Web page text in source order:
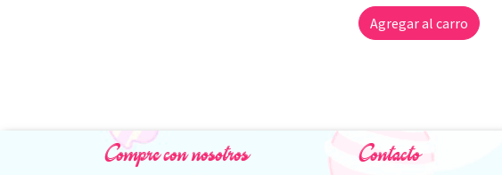
Agregar al carro
Compre con nosotros Contacto